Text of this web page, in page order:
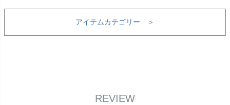
アイテムカテゴリー ＞
REVIEW